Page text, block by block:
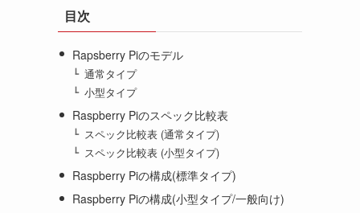
目次
Rapsberry Piのモデル
通常タイプ
小型タイプ
Raspberry Piのスペック比較表
スペック比較表 (通常タイプ)
スペック比較表 (小型タイプ)
Raspberry Piの構成(標準タイプ)
Raspberry Piの構成(小型タイプ/一般向け)